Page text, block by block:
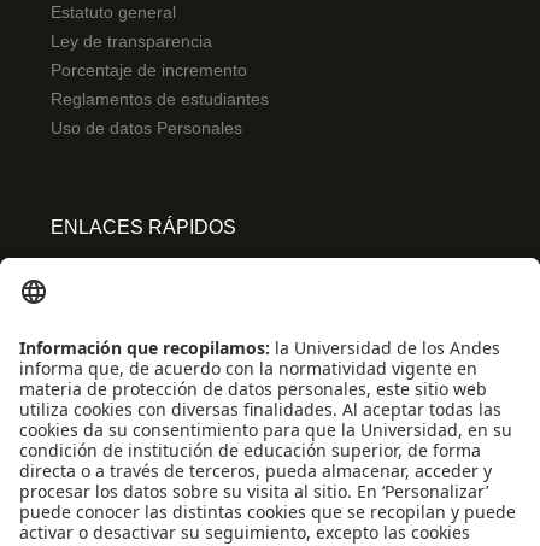
Estatuto general
Ley de transparencia
Porcentaje de incremento
Reglamentos de estudiantes
Uso de datos Personales
ENLACES RÁPIDOS
Convivencia y transparencia
Emergencias: Extensión 0000
Eventos destacados
Mapa del Sitio
Multimedia
Noticias
Preguntas frecuentes